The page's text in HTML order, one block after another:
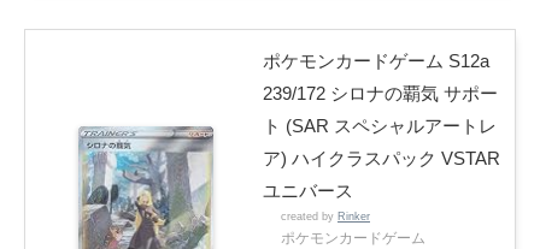
ポケモンカードゲーム S12a
239/172 シロナの覇気 サポー
ト (SAR スペシャルアートレ
ア) ハイクラスパック VSTAR
ユニバース
created by Rinker
ポケモンカードゲーム